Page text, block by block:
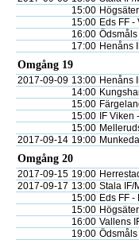
15:00
15:00 Eds FF -
16:00
17:00 Henåns
Omgång 19
2017-09-09 13:00 Henåns
14:00
15:00
15:00
IF Viken
15:00
2017-09-14 19:00
Omgång 20
2017-09-15 19:00
2017-09-17 13:00 Stala IF/
15:00 Eds FF
15:00
16:00 Vallens
19:00